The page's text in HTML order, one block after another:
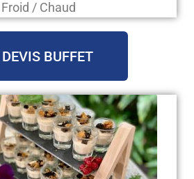
Froid / Chaud
DEVIS BUFFET